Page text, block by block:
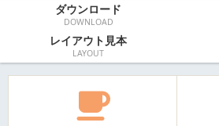
ダウンロード
DOWNLOAD
レイアウト見本
LAYOUT